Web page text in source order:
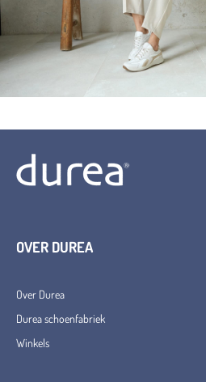
OVER DUREA
Over Durea
Durea schoenfabriek
Winkels